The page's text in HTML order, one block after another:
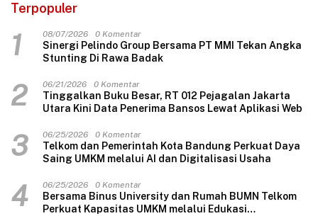
Terpopuler
1 08/07/2026 0 Komentar
Sinergi Pelindo Group Bersama PT MMI Tekan Angka
Stunting Di Rawa Badak
2 06/21/2026 0 Komentar
Tinggalkan Buku Besar, RT 012 Pejagalan Jakarta
Utara Kini Data Penerima Bansos Lewat Aplikasi Web
3 06/25/2026 0 Komentar
Telkom dan Pemerintah Kota Bandung Perkuat Daya
Saing UMKM melalui AI dan Digitalisasi Usaha
4 06/25/2026 0 Komentar
Bersama Binus University dan Rumah BUMN Telkom
Perkuat Kapasitas UMKM melalui Edukasi